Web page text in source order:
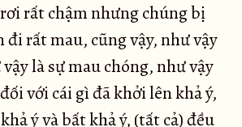
rất chậm nhưng chúng bị
rất mau, cũng vậy, như vậy
là sự mau chóng, như vậy
với cái gì đã khởi lên khả ý,
ý và bất khả ý, (tất cả) đều